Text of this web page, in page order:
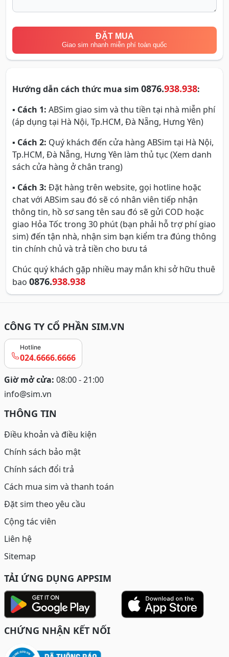
ĐẶT MUA
Giao sim nhanh miễn phí toàn quốc
Hướng dẫn cách thức mua sim 0876.938.938:
▪ Cách 1: ABSim giao sim và thu tiền tại nhà miễn phí
(áp dụng tại Hà Nội, Tp.HCM, Đà Nẵng, Hưng Yên)
▪ Cách 2: Quý khách đến cửa hàng ABSim tại Hà Nội,
Tp.HCM, Đà Nẵng, Hưng Yên làm thủ tục (Xem danh
sách cửa hàng ở chân trang)
▪ Cách 3: Đặt hàng trên website, gọi hotline hoặc
chat với ABSim sau đó sẽ có nhân viên tiếp nhận
thông tin, hồ sơ sang tên sau đó sẽ gửi COD hoặc
giao Hỏa Tốc trong 30 phút (bạn phải hỗ trợ phí giao
sim) đến tận nhà, nhận sim bạn kiểm tra đúng thông
tin chính chủ và trả tiền cho bưu tá
Chúc quý khách gặp nhiều may mắn khi sở hữu thuê
bao 0876.938.938
CÔNG TY CỔ PHẦN SIM.VN
Hotline
024.6666.6666
Giờ mở cửa: 08:00 - 21:00
info@sim.vn
THÔNG TIN
Điều khoản và điều kiện
Chính sách bảo mật
Chính sách đổi trả
Cách mua sim và thanh toán
Đặt sim theo yêu cầu
Cộng tác viên
Liên hệ
Sitemap
TẢI ỨNG DỤNG APPSIM
CHỨNG NHẬN KẾT NỐI